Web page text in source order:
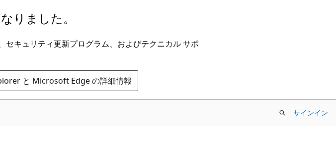
りました。
キュリティ更新プログラム、およびテクニカル サポ
と Microsoft Edge の詳細情報
サインイン